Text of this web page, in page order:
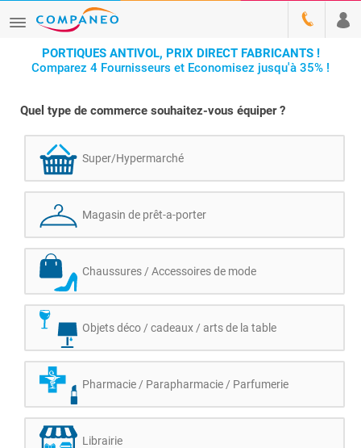
PORTIQUES ANTIVOL, PRIX DIRECT FABRICANTS !
Comparez 4 Fournisseurs et Economisez jusqu'à 35% !
Quel type de commerce souhaitez-vous équiper ?
Super/Hypermarché
Magasin de prêt-a-porter
Chaussures / Accessoires de mode
Objets déco / cadeaux / arts de la table
Pharmacie / Parapharmacie / Parfumerie
Librairie